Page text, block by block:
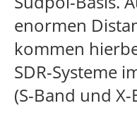
enormen
kommen
SDR-Systeme
(S-Band und